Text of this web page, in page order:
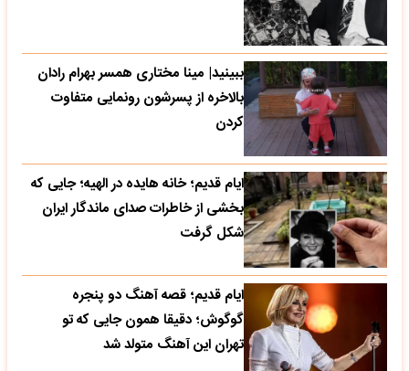
ببینید| مینا مختاری همسر بهرام رادان
بالاخره از پسرشون رونمایی متفاوت
کردن
ایام قدیم؛ خانه هایده در الهیه؛ جایی که
بخشی از خاطرات صدای ماندگار ایران
شکل گرفت
ایام قدیم؛ قصه آهنگ دو پنجره
گوگوش؛ دقیقا همون جایی که تو
تهران این آهنگ متولد شد